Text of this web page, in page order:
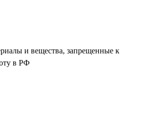
и вещества, запрещенные к
в РФ